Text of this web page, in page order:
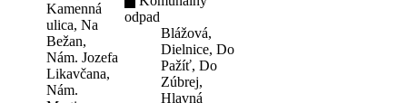
Kamenná
ulica, Na
Bežan,
Nám. Jozefa
Likavčana,
Nám.
odpad
Blážová,
Dielnice, Do
Pažíť, Do
Zúbrej,
Hlavná